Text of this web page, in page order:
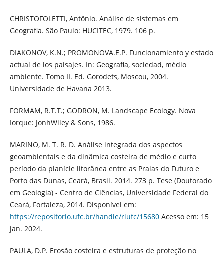
CHRISTOFOLETTI, Antônio. Análise de sistemas em
Geografia. São Paulo: HUCITEC, 1979. 106 p.
DIAKONOV, K.N.; PROMONOVA.E.P. Funcionamiento y estado
actual de los paisajes. In: Geografia, sociedad, médio
ambiente. Tomo II. Ed. Gorodets, Moscou, 2004.
Universidade de Havana 2013.
FORMAM, R.T.T.; GODRON, M. Landscape Ecology. Nova
Iorque: JonhWiley & Sons, 1986.
MARINO, M. T. R. D. Análise integrada dos aspectos
geoambientais e da dinâmica costeira de médio e curto
período da planície litorânea entre as Praias do Futuro e
Porto das Dunas, Ceará, Brasil. 2014. 273 p. Tese (Doutorado
em Geologia) - Centro de Ciências, Universidade Federal do
Ceará, Fortaleza, 2014. Disponível em:
https://repositorio.ufc.br/handle/riufc/15680Acesso em: 15
jan. 2024.
PAULA, D.P. Erosão costeira e estruturas de proteção no